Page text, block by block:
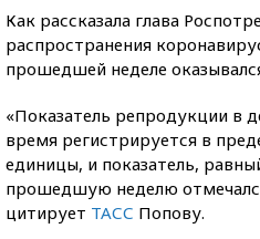
Как рассказала глава
распространения
прошедшей неделе
«Показатель репродукции в
время регистрируется в
единицы, и показатель,
прошедшую неделю
цитирует ТАСС Попову.